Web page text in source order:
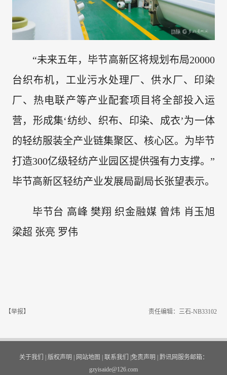
“未来五年，毕节高新区将规划布局20000
台织布机，工业污水处理厂、供水厂、印染
厂、热电联产等产业配套项目将全部投入运
营，形成集‘纺纱、织布、印染、成衣’为一体
的轻纺服装全产业链集聚区、核心区。为毕节
打造300亿级轻纺产业园区提供强有力支撑。”
毕节高新区轻纺产业发展局副局长张望表示。
毕节台 高峰 樊翔 织金融媒 曾炜 肖玉旭
梁超 张亮 罗伟
【举报】 责任编辑：三石-NB33102
关于我们 版权声明 网站地图 联系我们 免责声明
黔讯网服务邮箱：
gzyisaide@126.com